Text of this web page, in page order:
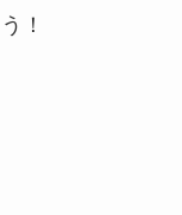
！